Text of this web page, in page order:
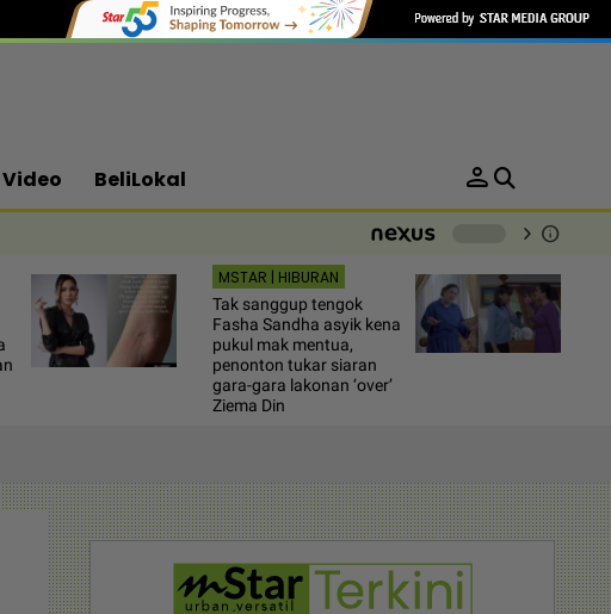
Video BeliLokal person
chevron_right info
MSTAR | HIBURAN
Tak sanggup tengok
Fasha Sandha asyik kena
pukul mak mentua,
penonton tukar siaran
gara-gara lakonan ‘over’
Ziema Din